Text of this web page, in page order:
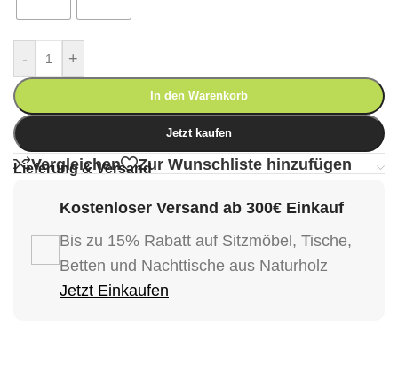
- +
In den Warenkorb
Jetzt kaufen
Vergleichen Zur Wunschliste hinzufügen
Lieferung & Versand
Kostenloser Versand ab 300€ Einkauf
Bis zu 15% Rabatt auf Sitzmöbel, Tische,
Betten und Nachttische aus Naturholz
Jetzt Einkaufen